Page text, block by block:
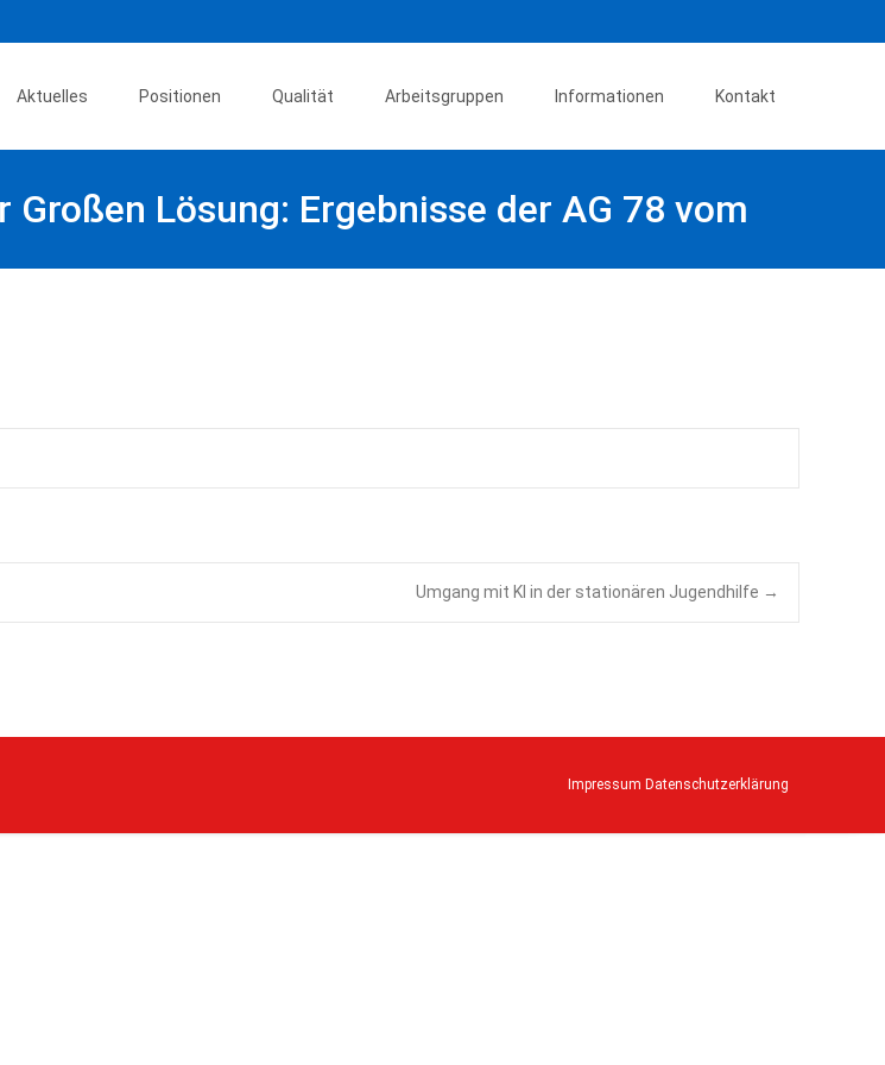
Aktuelles Positionen Qualität Arbeitsgruppen Informationen Kontakt
Lösung: Ergebnisse der AG 78 vom
Umgang mit KI in der stationären Jugendhilfe →
Impressum Datenschutzerklärung